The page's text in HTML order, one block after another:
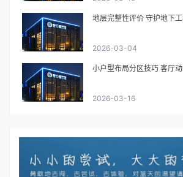
地层完整性评价 守护地下
2026-03-04
小户型布局分区技巧 客厅
2026-03-16